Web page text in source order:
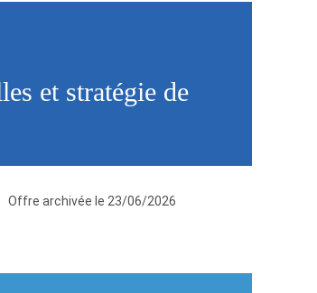
et stratégie de
Offre archivée le 23/06/2026